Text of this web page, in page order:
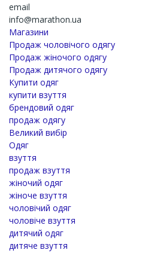
email
info@marathon.ua
Магазини
Продаж чоловічого одягу
Продаж жіночого одягу
Продаж дитячого одягу
Купити одяг
купити взуття
брендовий одяг
продаж одягу
Великий вибір
Одяг
взуття
продаж взуття
жіночий одяг
жіноче взуття
чоловічий одяг
чоловіче взуття
дитячий одяг
дитяче взуття